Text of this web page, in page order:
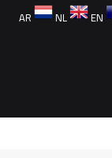
AR
NL EN